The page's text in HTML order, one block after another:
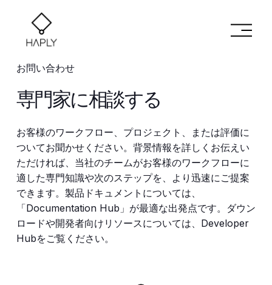
メ
ニ
お問い合わせ
専門家に相談する
お客様のワークフロー、プロジェクト、または評価に
ついてお聞かせください。背景情報を詳しくお伝えい
ただければ、当社のチームがお客様のワークフローに
適した専門知識や次のステップを、より迅速にご提案
できます。製品ドキュメントについては、
「Documentation Hub」が最適な出発点です。ダウン
ロードや開発者向けリソースについては、Developer
Hubをご覧ください。